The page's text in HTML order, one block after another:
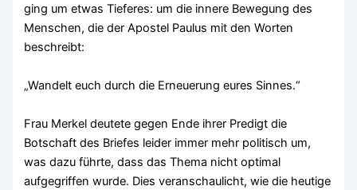
ging um etwas Tieferes: um die innere Bewegung des
Menschen, die der Apostel Paulus mit den Worten
beschreibt:
„Wandelt euch durch die Erneuerung eures Sinnes.“
Frau Merkel deutete gegen Ende ihrer Predigt die
Botschaft des Briefes leider immer mehr politisch um,
was dazu führte, dass das Thema nicht optimal
aufgegriffen wurde. Dies veranschaulicht, wie die heutige